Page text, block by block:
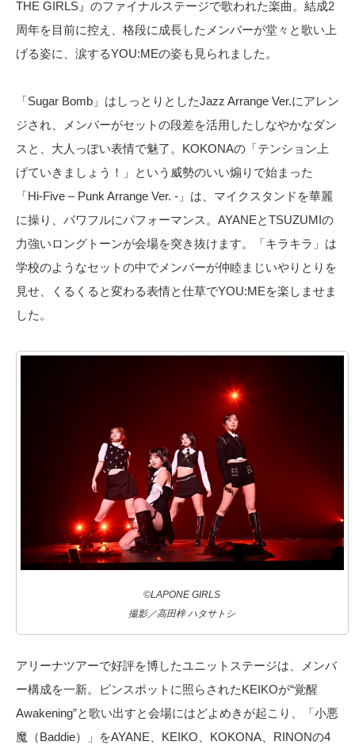
THE GIRLS』のファイナルステージで歌われた楽曲。結成2
周年を目前に控え、格段に成長したメンバーが堂々と歌い上
げる姿に、涙するYOU:MEの姿も見られました。
「Sugar Bomb」はしっとりとしたJazz Arrange Ver.にアレン
ジされ、メンバーがセットの段差を活用したしなやかなダン
スと、大人っぽい表情で魅了。KOKONAの「テンション上
げていきましょう！」という威勢のいい煽りで始まった
「Hi-Five – Punk Arrange Ver. -」は、マイクスタンドを華麗
に操り、パワフルにパフォーマンス。AYANEとTSUZUMIの
力強いロングトーンが会場を突き抜けます。「キラキラ」は
学校のようなセットの中でメンバーが仲睦まじいやりとりを
見せ、くるくると変わる表情と仕草でYOU:MEを楽しませま
した。
©LAPONE GIRLS
撮影／高田梓 ハタサトシ
アリーナツアーで好評を博したユニットステージは、メンバ
ー構成を一新。ピンスポットに照らされたKEIKOが“覚醒
Awakening”と歌い出すと会場にはどよめきが起こり、「小悪
魔（Baddie）」をAYANE、KEIKO、KOKONA、RINONの4